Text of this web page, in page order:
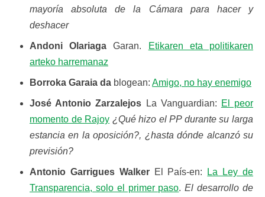
mayoría absoluta de la Cámara para hacer y
deshacer
Andoni Olariaga Garan.
Etikaren eta politikaren
arteko harremanaz
Borroka Garaia da blogean: Amigo, no hay enemigo
José Antonio Zarzalejos La Vanguardian: El peor
momento de Rajoy ¿Qué hizo el PP durante su larga
estancia en la oposición?, ¿hasta dónde alcanzó su
previsión?
Antonio Garrigues WalkerEl País-en:
La Ley de
Transparencia, solo el primer paso.El desarrollo de